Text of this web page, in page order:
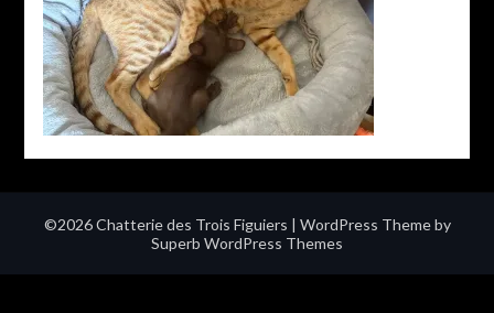
©2026 Chatterie des Trois Figuiers | WordPress Theme by
Superb WordPress Themes